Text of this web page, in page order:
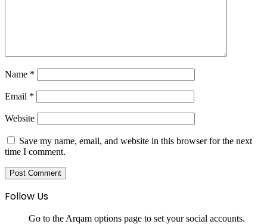
Name *
Email *
Website
Save my name, email, and website in this browser for the next
time I comment.
Follow Us
Go to the Arqam options page to set your social accounts.